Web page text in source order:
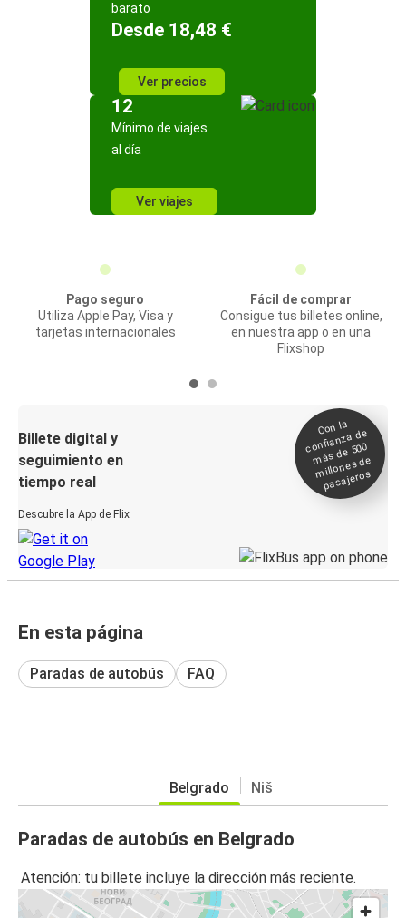
barato
Desde 18,48 €
Ver precios
12
Mínimo de viajes
al día
Ver viajes
Pago seguro
Utiliza Apple Pay, Visa y
tarjetas internacionales
Fácil de comprar
Consigue tus billetes online,
en nuestra app o en una
Flixshop
Billete digital y
seguimiento en
tiempo real
Descubre la App de Flix
Con la
confianza de
más de 500
millones de
pasajeros
En esta página
Paradas de autobús FAQ
Belgrado Niš
Paradas de autobús en Belgrado
Atención: tu billete incluye la dirección más reciente.